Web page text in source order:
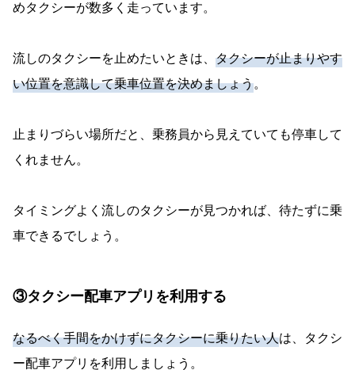
めタクシーが数多く走っています。
流しのタクシーを止めたいときは、 タクシーが止まりやす
い位置を意識して乗車位置を決めましょう。
止まりづらい場所だと、乗務員から見えていても停車して
くれません。
タイミングよく流しのタクシーが見つかれば、待たずに乗
車できるでしょう。
③タクシー配車アプリを利用する
なるべく手間をかけずにタクシーに乗りたい人は、タクシ
ー配車アプリを利用しましょう。